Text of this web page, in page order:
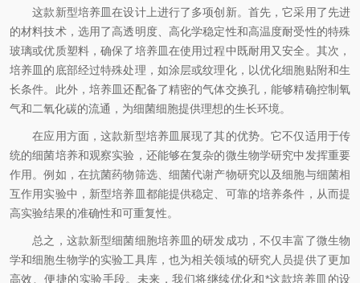
这款新型培养皿在设计上进行了多项创新。首先，它采用了先进
的材料技术，选用了高透明度、高化学稳定性和高温度耐受性的特殊
玻璃或优质塑料，确保了培养皿在使用过程中既耐用又安全。其次，
培养皿的底部经过特殊处理，如涂层或纹理化，以优化细胞贴附和生
长条件。此外，培养皿还配备了精密的气体交换孔，能够精确控制氧
气和二氧化碳的流通，为细菌细胞提供理想的生长环境。
在应用方面，这款新型培养皿展现了其的优势。它不仅适用于传
统的细菌培养和观察实验，还能够在复杂的微生物学研究中发挥重要
作用。例如，在抗菌药物筛选、细菌代谢产物研究以及细胞与细菌相
互作用实验中，新型培养皿都能提供稳定、可靠的培养条件，从而提
高实验结果的准确性和可重复性。
总之，这款新型细菌细胞培养皿的研发成功，不仅丰富了微生物
学和细胞生物学的实验工具库，也为相关领域的研究人员提供了更加
高效、便捷的实验手段。未来，我们将继续优化和*这款培养皿的设